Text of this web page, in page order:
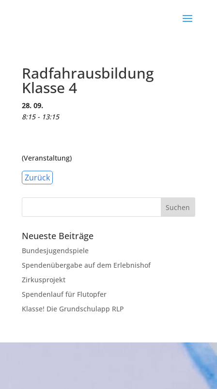
Radfahrausbildung
Klasse 4
28. 09.
8:15 - 13:15
(Veranstaltung)
Zurück
Neueste Beiträge
Bundesjugendspiele
Spendenübergabe auf dem Erlebnishof
Zirkusprojekt
Spendenlauf für Flutopfer
Klasse! Die Grundschulapp RLP